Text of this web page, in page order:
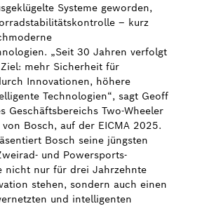
Systeme geworden,
– kurz
„Seit 30 Jahren verfolgt
mehr Sicherheit für
Innovationen, höhere
Technologien“, sagt Geoff
Geschäftsbereichs Two-Wheeler
Bosch, auf der EICMA 2025.
Bosch seine jüngsten
und Powersports-
nicht nur für drei Jahrzehnte
stehen, sondern auch einen
und intelligenten